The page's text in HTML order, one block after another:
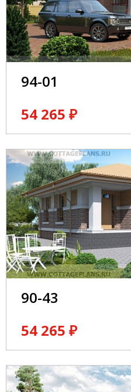
94-01
54 265 ₽
90-43
54 265 ₽